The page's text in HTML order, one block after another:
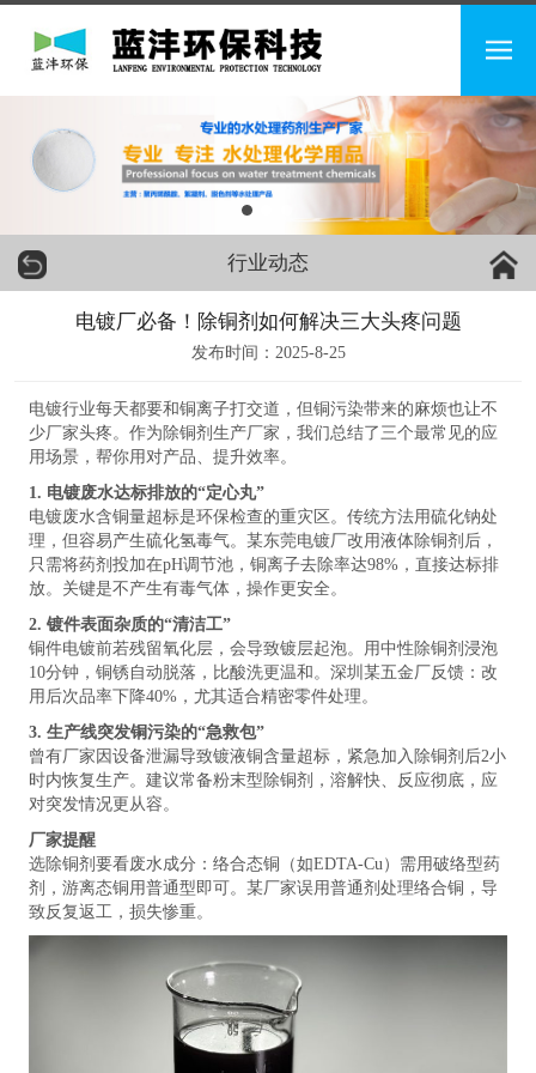
行业动态
电镀厂必备！除铜剂如何解决三大头疼问题
发布时间：2025-8-25
电镀行业每天都要和铜离子打交道，但铜污染带来的麻烦也让不
少厂家头疼。作为除铜剂生产厂家，我们总结了三个最常见的应
用场景，帮你用对产品、提升效率。
1. 电镀废水达标排放的“定心丸”
电镀废水含铜量超标是环保检查的重灾区。传统方法用硫化钠处
理，但容易产生硫化氢毒气。某东莞电镀厂改用液体除铜剂后，
只需将药剂投加在pH调节池，铜离子去除率达98%，直接达标排
放。关键是不产生有毒气体，操作更安全。
2. 镀件表面杂质的“清洁工”
铜件电镀前若残留氧化层，会导致镀层起泡。用中性除铜剂浸泡
10分钟，铜锈自动脱落，比酸洗更温和。深圳某五金厂反馈：改
用后次品率下降40%，尤其适合精密零件处理。
3. 生产线突发铜污染的“急救包”
曾有厂家因设备泄漏导致镀液铜含量超标，紧急加入除铜剂后2小
时内恢复生产。建议常备粉末型除铜剂，溶解快、反应彻底，应
对突发情况更从容。
厂家提醒
选除铜剂要看废水成分：络合态铜（如EDTA-Cu）需用破络型药
剂，游离态铜用普通型即可。某厂家误用普通剂处理络合铜，导
致反复返工，损失惨重。